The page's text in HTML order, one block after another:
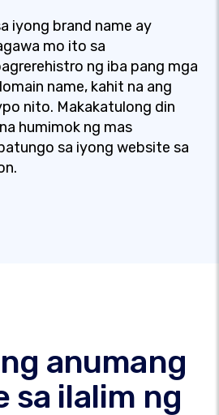
iyong brand name ay
mo ito sa
ng iba pang mga
name, kahit na ang
nito. Makakatulong din
humimok ng mas
sa iyong website sa
anumang
sa ilalim ng